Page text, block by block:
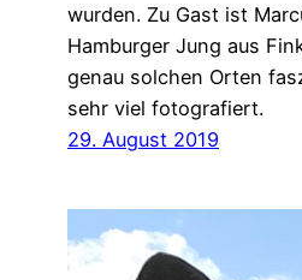
wurden. Zu Gast ist
Hamburger Jung aus
genau solchen Orten
sehr viel fotografiert.
29. August 2019